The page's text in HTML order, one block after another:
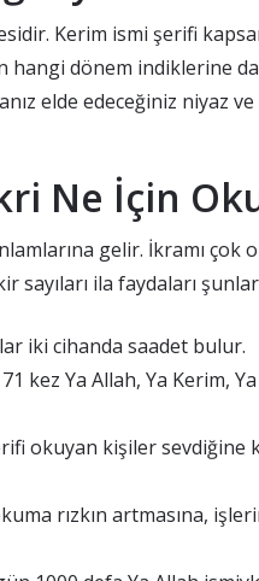
Kerim ismi şerifi
hangi dönem indiklerine
elde edeceğiniz niyaz
Ne İçin
gelir. İkramı çok
ila faydaları
iki cihanda saadet bulur.
kez Ya Allah, Ya Kerim,
okuyan kişiler sevdiğine
rızkın artmasına,